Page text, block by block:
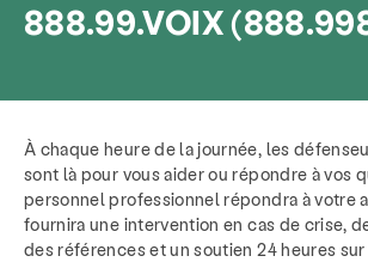
888.99.VOIX
À chaque heure de la journée, les
sont là pour vous aider ou répondre à vos
personnel professionnel répondra à votre
fournira une intervention en cas de crise,
des références et un soutien 24 heures sur